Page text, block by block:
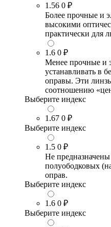
1.56 0 ₽
Более прочные и
высокими
практически для
1.6 0 ₽
Менее прочные и
устанавливать в
оправы. Эти
соотношению
Выберите индекс
1.67 0 ₽
Выберите индекс
1.5 0 ₽
Не
полуободковых
оправ.
Выберите индекс
1.6 0 ₽
Выберите индекс